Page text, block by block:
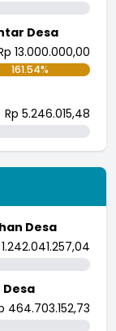
Desa
13.000.000,00
161.54%
Rp 5.246.015,48
Desa
464.703.152,73